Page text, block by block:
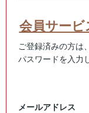
会員サービ
ご登録済みの方は
パスワードを入力
メールアドレス